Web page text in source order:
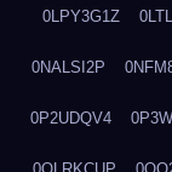
0LPY3G1Z
0NALSI2P
0P2UDQV4